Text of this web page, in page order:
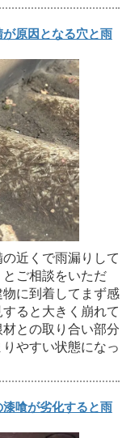
原因となる穴と雨
近くで雨漏りして
ご相談をいただ
に到着してまず感
ると大きく崩れて
との取り合い部分
やすい状態になっ
喰が劣化すると雨